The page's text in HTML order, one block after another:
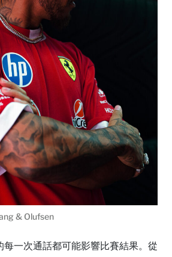
& Olufsen
每一次通話都可能影響比賽結果。從